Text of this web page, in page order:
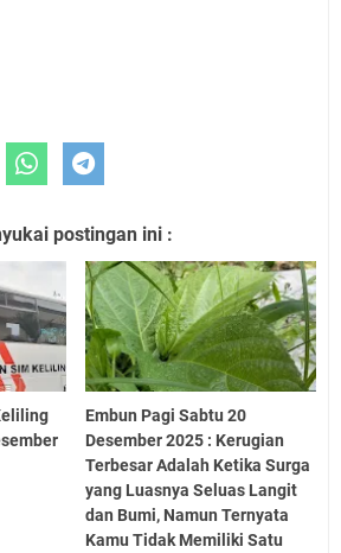
postingan ini :
Embun Pagi Sabtu 20
Desember 2025 : Kerugian
Terbesar Adalah Ketika Surga
yang Luasnya Seluas Langit
dan Bumi, Namun Ternyata
Kamu Tidak Memiliki Satu